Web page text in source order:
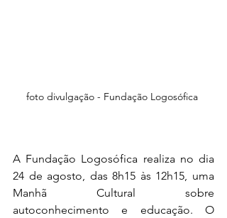
foto divulgação - Fundação Logosófica
A Fundação Logosófica realiza no dia
24 de agosto, das 8h15 às 12h15, uma
Manhã Cultural sobre
autoconhecimento e educação. O